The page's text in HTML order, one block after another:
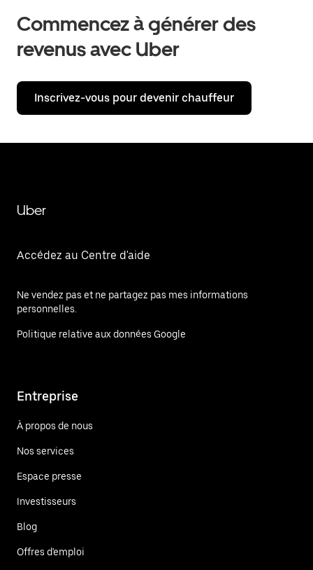
Commencez à générer des
revenus avec Uber
Inscrivez-vous pour devenir chauffeur
Uber
Accédez au Centre d'aide
Ne vendez pas et ne partagez pas mes informations
personnelles.
Politique relative aux données Google
Entreprise
À propos de nous
Nos services
Espace presse
Investisseurs
Blog
Offres d'emploi